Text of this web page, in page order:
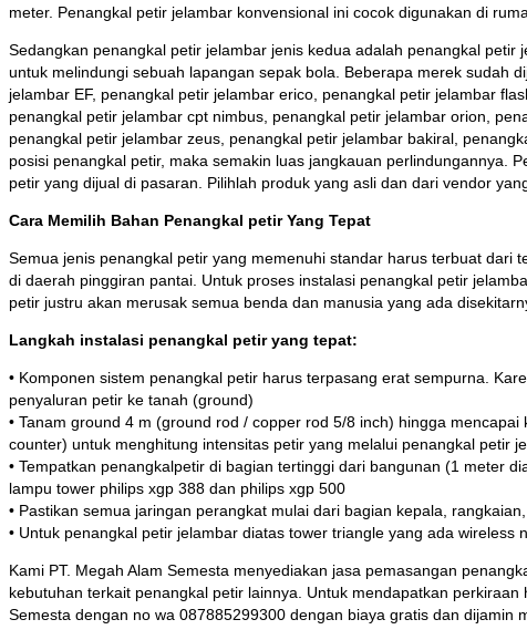
meter. Penangkal petir jelambar konvensional ini cocok digunakan di
Sedangkan penangkal petir jelambar jenis kedua adalah penangkal
untuk melindungi sebuah lapangan sepak bola. Beberapa merek sudah
jelambar EF, penangkal petir jelambar erico, penangkal petir jelambar
penangkal petir jelambar cpt nimbus, penangkal petir jelambar orion,
penangkal petir jelambar zeus, penangkal petir jelambar bakiral,
posisi penangkal petir, maka semakin luas jangkauan perlindungannya.
petir yang dijual di pasaran. Pilihlah produk yang asli dan dari vendor
Cara Memilih Bahan Penangkal petir Yang Tepat
Semua jenis penangkal petir yang memenuhi standar harus terbuat dari
di daerah pinggiran pantai. Untuk proses instalasi penangkal petir
petir justru akan merusak semua benda dan manusia yang ada
Langkah instalasi penangkal petir yang tepat:
• Komponen sistem penangkal petir harus terpasang erat sempurna.
penyaluran petir ke tanah (ground)
• Tanam ground 4 m (ground rod / copper rod 5/8 inch) hingga
counter) untuk menghitung intensitas petir yang melalui penangkal petir
• Tempatkan penangkalpetir di bagian tertinggi dari bangunan (1 meter
lampu tower philips xgp 388 dan philips xgp 500
• Pastikan semua jaringan perangkat mulai dari bagian kepala,
• Untuk penangkal petir jelambar diatas tower triangle yang ada
Kami PT. Megah Alam Semesta menyediakan jasa pemasangan
kebutuhan terkait penangkal petir lainnya. Untuk mendapatkan
Semesta dengan no wa 087885299300 dengan biaya gratis dan